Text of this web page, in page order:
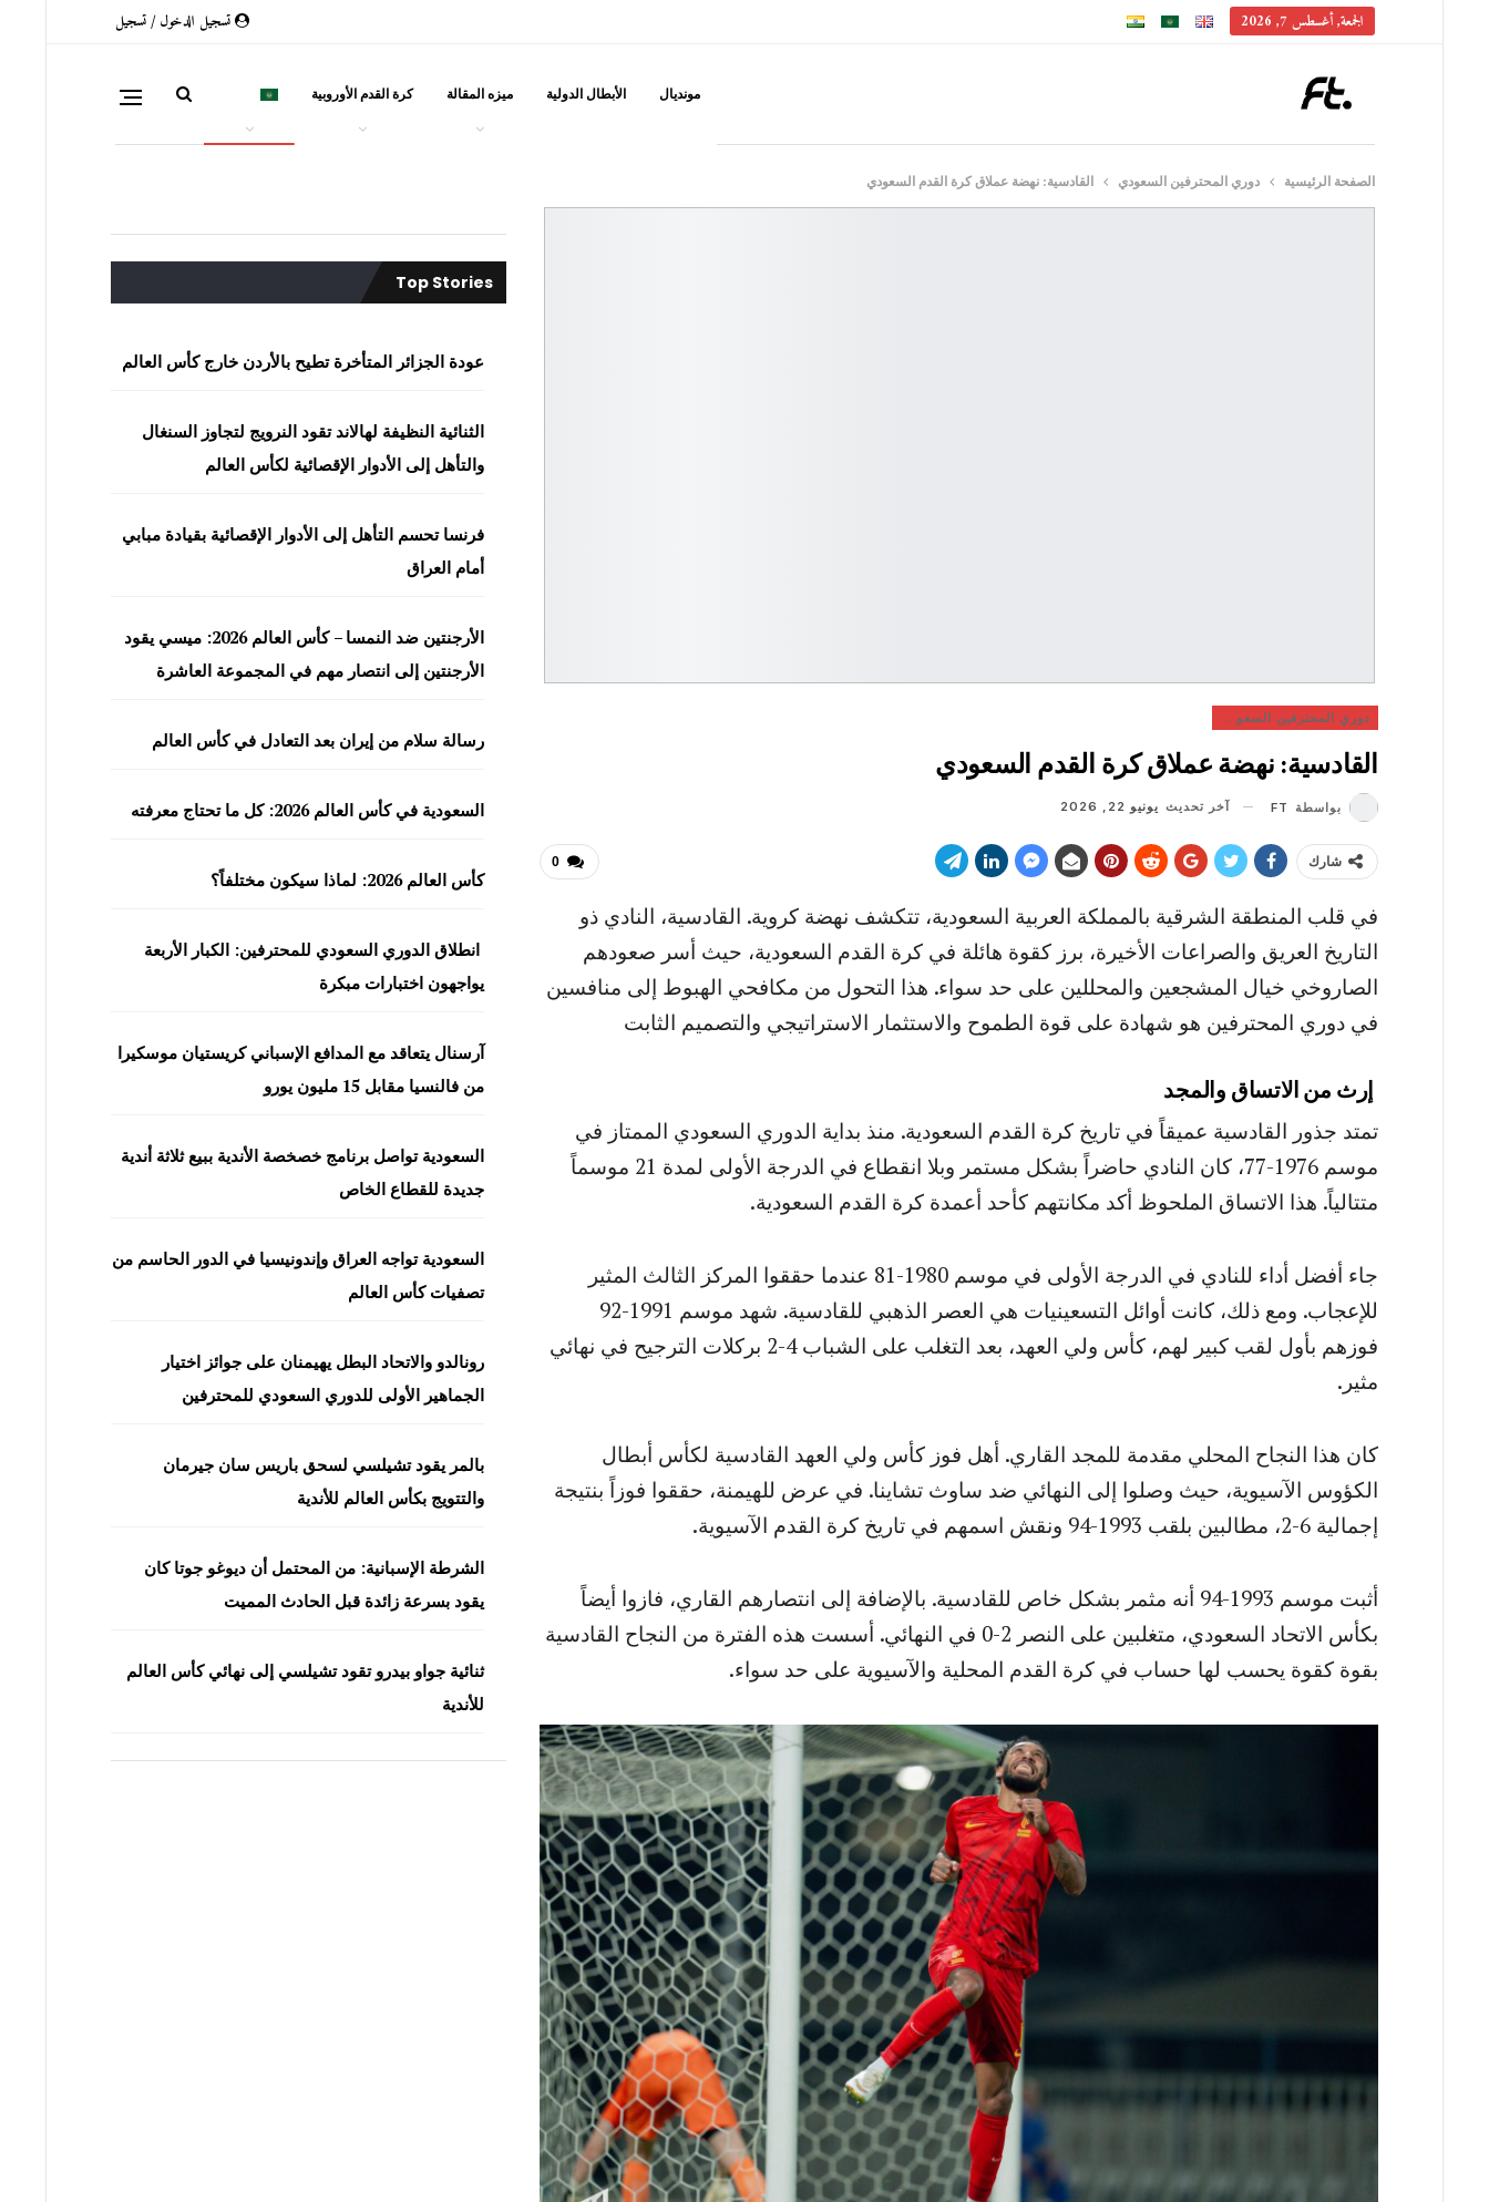
تسجيل الدخول / تسجيل الجمعة, أغسطس 7, 2026
مونديال الأبطال الدولية ميزه المقالة كرة القدم الأوروبية
الصفحة الرئيسية دوري المحترفين السعودي القادسية: نهضة عملاق كرة القدم السعودي
القادسية: نهضة عملاق كرة القدم السعودي
بواسطة FT آخر تحديث يونيو 22, 2026
0 شارك
في قلب المنطقة الشرقية بالمملكة العربية السعودية، تتكشف نهضة كروية. القادسية، النادي ذو
التاريخ العريق والصراعات الأخيرة، برز كقوة هائلة في كرة القدم السعودية، حيث أسر صعودهم
الصاروخي خيال المشجعين والمحللين على حد سواء. هذا التحول من مكافحي الهبوط إلى منافسين
في دوري المحترفين هو شهادة على قوة الطموح والاستثمار الاستراتيجي والتصميم الثابت
إرث من الاتساق والمجد
تمتد جذور القادسية عميقاً في تاريخ كرة القدم السعودية. منذ بداية الدوري السعودي الممتاز في
موسم 1976-77، كان النادي حاضراً بشكل مستمر وبلا انقطاع في الدرجة الأولى لمدة 21 موسماً
متتالياً. هذا الاتساق الملحوظ أكد مكانتهم كأحد أعمدة كرة القدم السعودية.
جاء أفضل أداء للنادي في الدرجة الأولى في موسم 1980-81 عندما حققوا المركز الثالث المثير
للإعجاب. ومع ذلك، كانت أوائل التسعينيات هي العصر الذهبي للقادسية. شهد موسم 1991-92
فوزهم بأول لقب كبير لهم، كأس ولي العهد، بعد التغلب على الشباب 4-2 بركلات الترجيح في نهائي
مثير.
كان هذا النجاح المحلي مقدمة للمجد القاري. أهل فوز كأس ولي العهد القادسية لكأس أبطال
الكؤوس الآسيوية، حيث وصلوا إلى النهائي ضد ساوث تشاينا. في عرض للهيمنة، حققوا فوزاً بنتيجة
إجمالية 6-2، مطالبين بلقب 1993-94 ونقش اسمهم في تاريخ كرة القدم الآسيوية.
أثبت موسم 1993-94 أنه مثمر بشكل خاص للقادسية. بالإضافة إلى انتصارهم القاري، فازوا أيضاً
بكأس الاتحاد السعودي، متغلبين على النصر 2-0 في النهائي. أسست هذه الفترة من النجاح القادسية
بقوة كقوة يحسب لها حساب في كرة القدم المحلية والآسيوية على حد سواء.
Top Stories
عودة الجزائر المتأخرة تطيح بالأردن خارج كأس العالم
الثنائية النظيفة لهالاند تقود النرويج لتجاوز السنغال
والتأهل إلى الأدوار الإقصائية لكأس العالم
فرنسا تحسم التأهل إلى الأدوار الإقصائية بقيادة مبابي
أمام العراق
الأرجنتين ضد النمسا – كأس العالم 2026: ميسي يقود
الأرجنتين إلى انتصار مهم في المجموعة العاشرة
رسالة سلام من إيران بعد التعادل في كأس العالم
السعودية في كأس العالم 2026: كل ما تحتاج معرفته
كأس العالم 2026: لماذا سيكون مختلفاً؟
انطلاق الدوري السعودي للمحترفين: الكبار الأربعة
يواجهون اختبارات مبكرة
آرسنال يتعاقد مع المدافع الإسباني كريستيان موسكيرا
من فالنسيا مقابل 15 مليون يورو
السعودية تواصل برنامج خصخصة الأندية ببيع ثلاثة أندية
جديدة للقطاع الخاص
السعودية تواجه العراق وإندونيسيا في الدور الحاسم من
تصفيات كأس العالم
رونالدو والاتحاد البطل يهيمنان على جوائز اختيار
الجماهير الأولى للدوري السعودي للمحترفين
بالمر يقود تشيلسي لسحق باريس سان جيرمان
والتتويج بكأس العالم للأندية
الشرطة الإسبانية: من المحتمل أن ديوغو جوتا كان
يقود بسرعة زائدة قبل الحادث المميت
ثنائية جواو بيدرو تقود تشيلسي إلى نهائي كأس العالم
للأندية